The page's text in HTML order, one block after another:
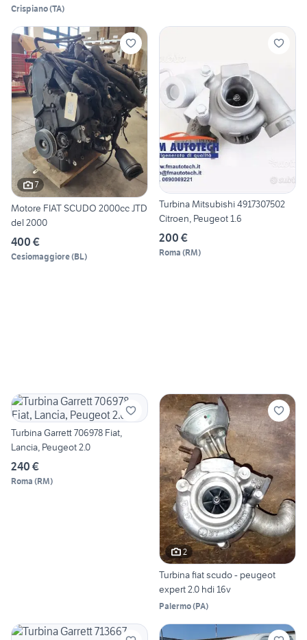
Crispiano(TA)
7
Motore FIAT SCUDO 2000cc JTD
del 2000
400 €
Cesiomaggiore(BL)
Turbina Mitsubishi 4917307502
Citroen, Peugeot 1.6
200 €
Roma (RM)
Turbina Garrett 706978 Fiat,
Lancia, Peugeot 2.0
240 €
Roma (RM)
2
Turbina fiat scudo - peugeot
expert 2.0 hdi 16v
Palermo(PA)